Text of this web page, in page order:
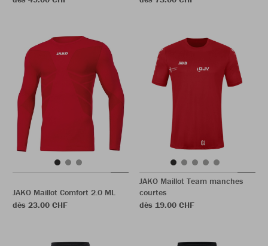
JAKO Maillot Comfort 2.0 ML
dès 23.00 CHF
JAKO Maillot Team manches
courtes
dès 19.00 CHF